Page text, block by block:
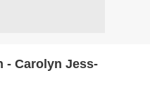
- Carolyn Jess-